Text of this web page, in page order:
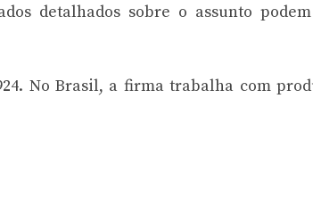
detalhados sobre o assunto
No Brasil, a firma trabalha com